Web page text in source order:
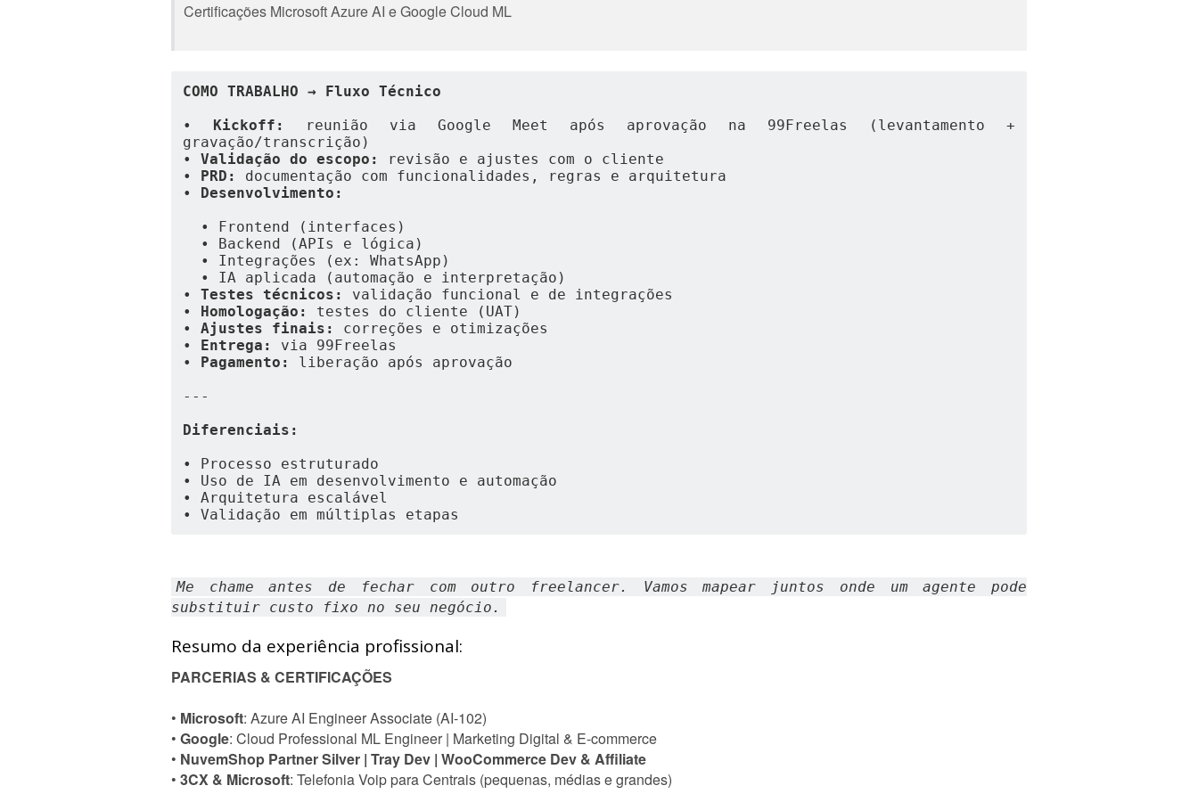
Certificações Microsoft Azure AI e Google Cloud ML
COMO TRABALHO → Fluxo Técnico
• Kickoff:
reunião via Google Meet após aprovação na 99Freelas (levantamento +
gravação/transcrição)
• Validação do escopo:
revisão e ajustes com o cliente
• PRD:
documentação com funcionalidades, regras e arquitetura
• Desenvolvimento:
  • Frontend (interfaces)
  • Backend (APIs e lógica)
  • Integrações (ex: WhatsApp)
  • IA aplicada (automação e interpretação)
• Testes técnicos:
validação funcional e de integrações
• Homologação:
testes do cliente (UAT)
• Ajustes finais:
correções e otimizações
• Entrega:
via 99Freelas
• Pagamento:
liberação após aprovação
---
Diferenciais:
• Processo estruturado
• Uso de IA em desenvolvimento e automação
• Arquitetura escalável
• Validação em múltiplas etapas
Me chame antes de fechar com outro freelancer. Vamos mapear juntos onde um agente pode
substituir custo fixo no seu negócio.
Resumo da experiência profissional:
PARCERIAS & CERTIFICAÇÕES
• Microsoft: Azure AI Engineer Associate (AI-102)
• Google: Cloud Professional ML Engineer | Marketing Digital & E-commerce
• NuvemShop Partner Silver | Tray Dev | WooCommerce Dev & Affiliate
• 3CX & Microsoft: Telefonia Voip para Centrais (pequenas, médias e grandes)